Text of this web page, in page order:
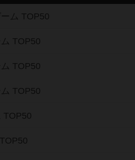
ム TOP50
TOP50
TOP50
TOP50
TOP50